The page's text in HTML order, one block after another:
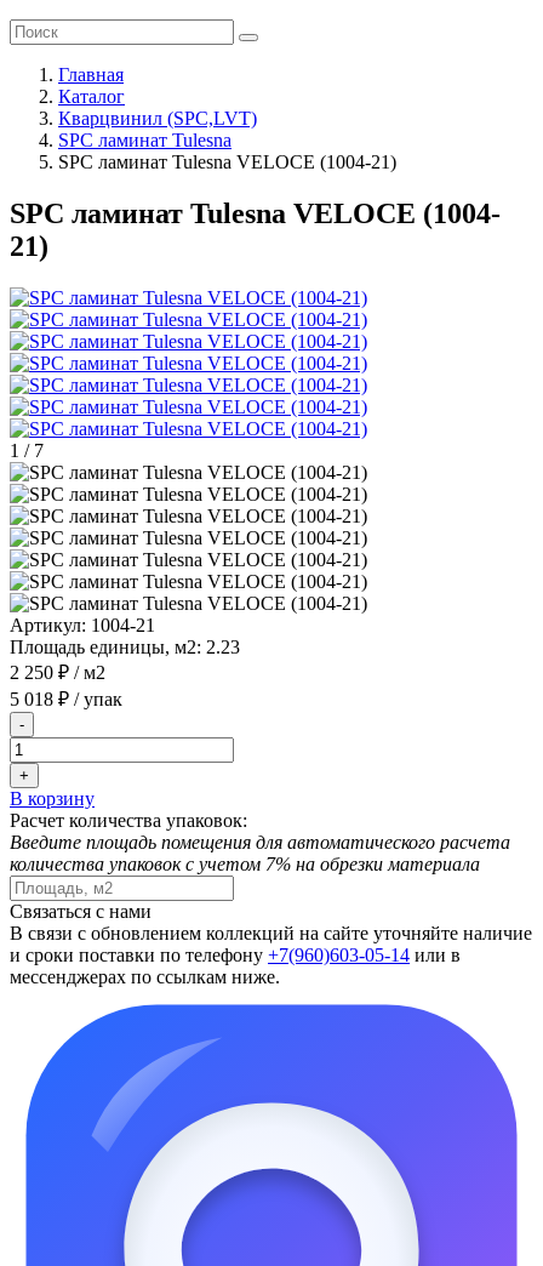
Главная
Каталог
Кварцвинил (SPC,LVT)
SPC ламинат Tulesna
SPC ламинат Tulesna VELOCE (1004-21)
SPC ламинат Tulesna VELOCE (1004-
21)
1 / 7
Артикул: 1004-21
Площадь единицы, м2: 2.23
2 250 ₽ / м2
5 018 ₽ / упак
-
+
В корзину
Расчет количества упаковок:
Введите площадь помещения для автоматического расчета
количества упаковок с учетом 7% на обрезки материала
Связаться с нами
В связи с обновлением коллекций на сайте уточняйте наличие
и сроки поставки по телефону +7(960)603-05-14 или в
мессенджерах по ссылкам ниже.